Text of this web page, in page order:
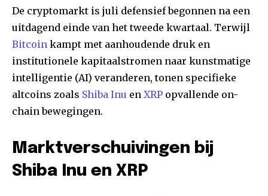
De cryptomarkt is juli defensief begonnen na een
uitdagend einde van het tweede kwartaal. Terwijl
Bitcoin kampt met aanhoudende druk en
institutionele kapitaalstromen naar kunstmatige
intelligentie (AI) veranderen, tonen specifieke
altcoins zoals Shiba Inu en XRP opvallende on-
chain bewegingen.
Marktverschuivingen bij
Shiba Inu en XRP